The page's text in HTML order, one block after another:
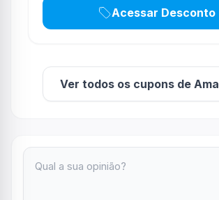
Acessar Desconto
Ver todos os cupons de